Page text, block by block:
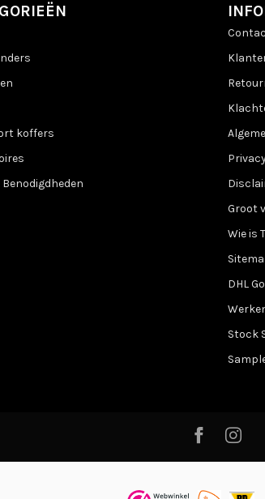
koffers
Groot
Wie is
DHL
Stock